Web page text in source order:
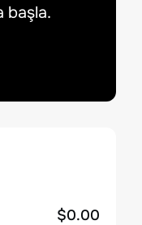
başla.
$0.00